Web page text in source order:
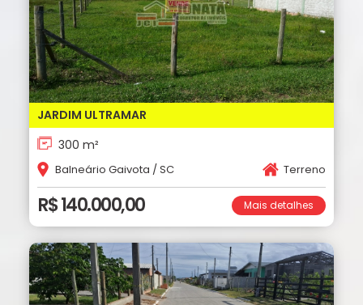
JARDIM ULTRAMAR
300 m²
Balneário Gaivota / SC Terreno
R$ 140.000,00 Mais detalhes